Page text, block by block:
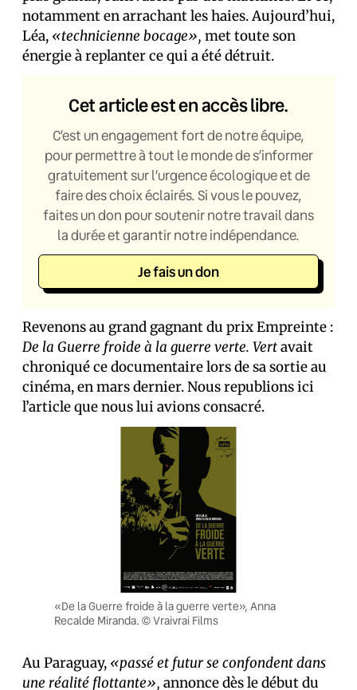
notamment en arrachant les haies. Aujourd’hui,
Léa, «technicienne bocage», met toute son
énergie à replanter ce qui a été détruit.
Cet article est en accès libre.
C’est un engagement fort de notre équipe,
pour permettre à tout le monde de s’informer
gratuitement sur l’urgence écologique et de
faire des choix éclairés. Si vous le pouvez,
faites un don pour soutenir notre travail dans
la durée et garantir notre indépendance.
Je fais un don
Revenons au grand gagnant du prix Empreinte :
De la Guerre froide à la guerre verte. Vertavait
chroniqué ce documentaire lors de sa sortie au
cinéma, en mars dernier. Nous republions ici
l’article que nous lui avions consacré.
«De la Guerre froide à la guerre verte», Anna
Recalde Miranda. © Vraivrai Films
Au Paraguay, «passé et futur se confondent dans
une réalité flottante», annonce dès le début du